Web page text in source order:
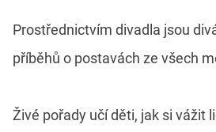
Prostřednictvím divadla jsou
příběhů o postavách ze všech
Živé pořady učí děti, jak si vážit